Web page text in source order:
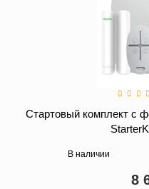
Стартовый комплект с
В наличии
8